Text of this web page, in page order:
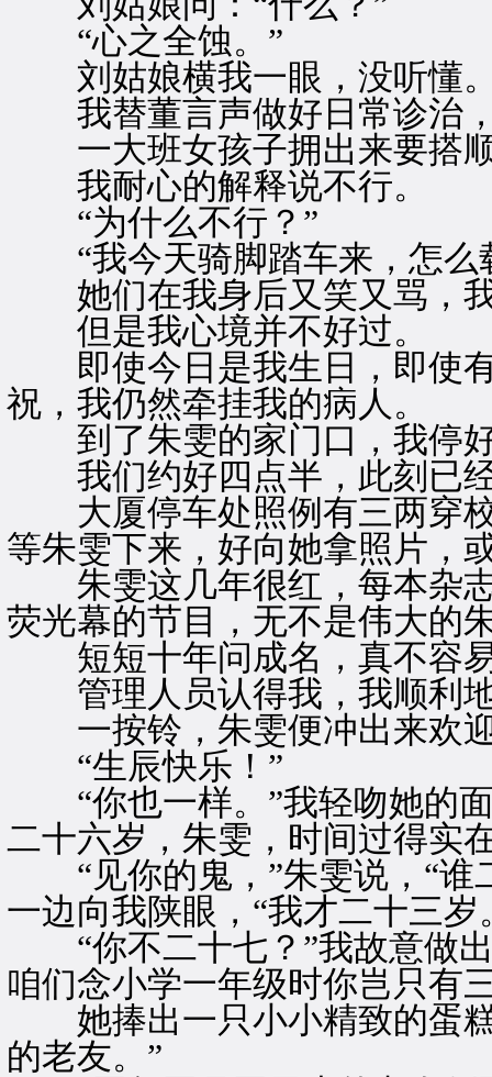
“心之全蚀。”
刘姑娘横我一眼，没听懂
我替董言声做好日常诊治
一大班女孩子拥出来要搭
我耐心的解释说不行。
“为什么不行？”
“我今天骑脚踏车来，怎么
她们在我身后又笑又骂，
但是我心境并不好过。
即使今日是我生日，即使有
祝，我仍然牵挂我的病人。
到了朱雯的家门口，我停
我们约好四点半，此刻已
大厦停车处照例有三两穿校
等朱雯下来，好向她拿照片，
朱雯这几年很红，每本杂志
荧光幕的节目，无不是伟大的
短短十年问成名，真不容
管理人员认得我，我顺利
一按铃，朱雯便冲出来欢
“生辰快乐！”
“你也一样。”我轻吻她的面
二十六岁，朱雯，时间过得实
“见你的鬼，”朱雯说，“谁
一边向我陕眼，“我才二十三岁
“你不二十七？”我故意做出
咱们念小学一年级时你岂只有
她捧出一只小小精致的蛋糕
的老友。”